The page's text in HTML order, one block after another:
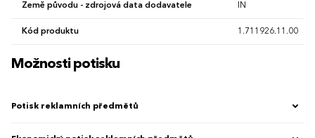
Země původu - zdrojová data dodavatele IN
Kód produktu 1.711926.11.00
Možnosti potisku
Potisk reklamních předmětů